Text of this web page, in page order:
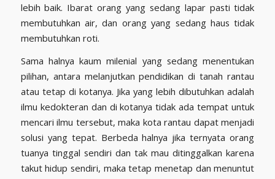
lebih baik. Ibarat orang yang sedang lapar pasti tidak
membutuhkan air, dan orang yang sedang haus tidak
membutuhkan roti.
Sama halnya kaum milenial yang sedang menentukan
pilihan, antara melanjutkan pendidikan di tanah rantau
atau tetap di kotanya. Jika yang lebih dibutuhkan adalah
ilmu kedokteran dan di kotanya tidak ada tempat untuk
mencari ilmu tersebut, maka kota rantau dapat menjadi
solusi yang tepat. Berbeda halnya jika ternyata orang
tuanya tinggal sendiri dan tak mau ditinggalkan karena
takut hidup sendiri, maka tetap menetap dan menuntut